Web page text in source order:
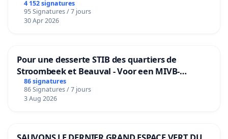
4 152 signatures
95 Signatures / 7 jours
30 Apr 2026
Pour une desserte STIB des quartiers de
Stroombeek et Beauval - Voor een MIVB-
bediening van de wijken Strombeek en Het
Voor
86 signatures
86 Signatures / 7 jours
3 Aug 2026